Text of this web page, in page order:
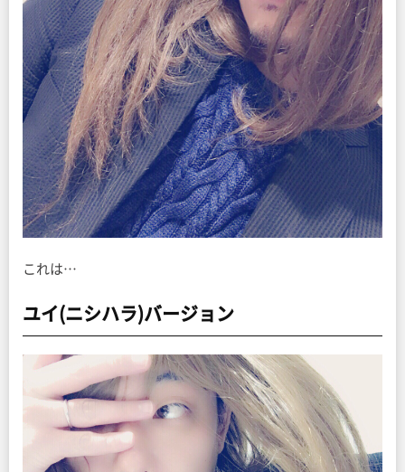
これは…
ユイ(ニシハラ)バージョン